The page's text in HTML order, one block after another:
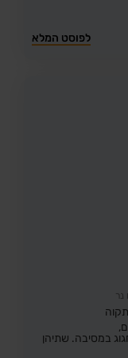
לפוסט המלא
נר
במסיבה. שתיהן